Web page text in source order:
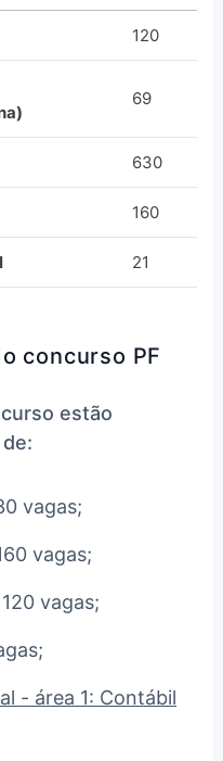
120
69
630
160
21
concurso PF
estão
vagas;
vagas;
120 vagas;
- área 1: Contábil